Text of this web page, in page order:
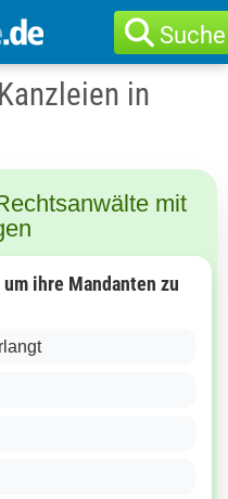
Suche
in
mit
ihre Mandanten zu